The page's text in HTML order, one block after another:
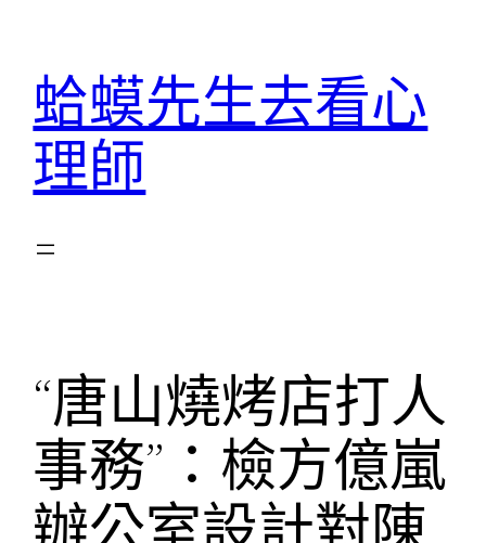
蛤蟆先生去看心
理師
“唐山燒烤店打人
事務”：檢方億嵐